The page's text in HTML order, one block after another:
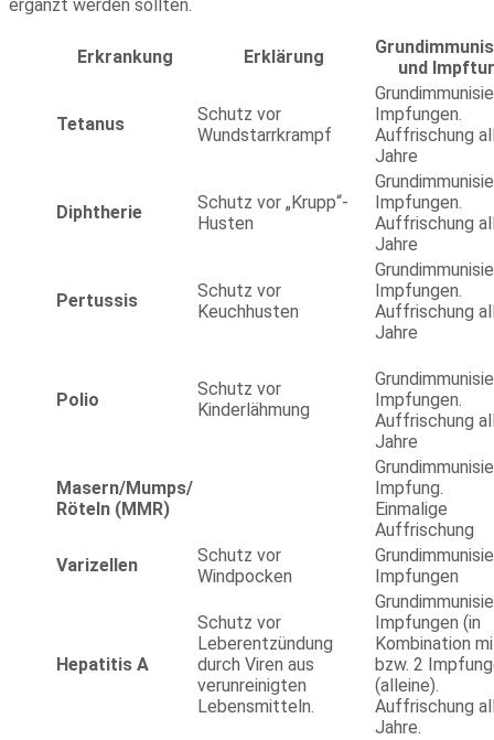
ergänzt werden sollten.
Erkrankung Erklärung
und
Tetanus
Schutz vor
Wundstarrkrampf
Impfungen.
Auffrischung
Jahre
Diphtherie
Schutz vor „Krupp“-
Husten
Impfungen.
Auffrischung
Jahre
Pertussis
Schutz vor
Keuchhusten
Impfungen.
Auffrischung
Jahre
Polio
Schutz vor
Kinderlähmung
Impfungen.
Auffrischung
Jahre
Masern/Mumps/
Röteln (MMR)
Impfung.
Einmalige
Auffrischung
Varizellen
Schutz vor
Windpocken
Impfungen
Hepatitis A
Schutz vor
Leberentzündung
durch Viren aus
verunreinigten
Lebensmitteln.
Impfungen (in
Kombination
bzw. 2
(alleine).
Auffrischung
Jahre.